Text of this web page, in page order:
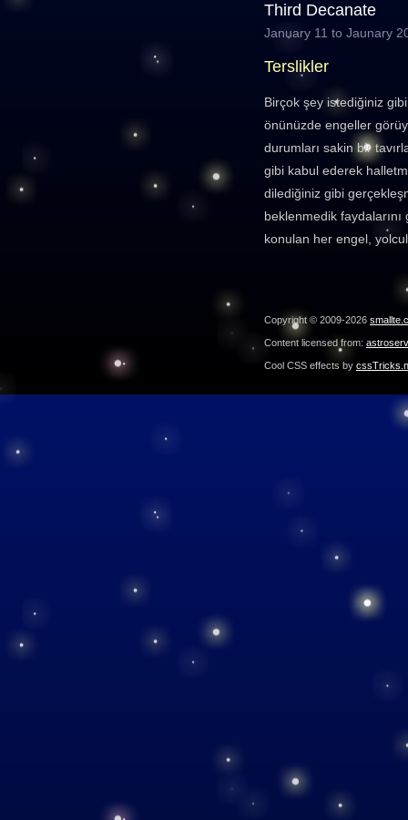
Third Decanate
January 11 to Jaunary
Terslikler
Birçok şey istediğiniz
önünüzde engeller
durumları sakin bir
gibi kabul ederek
dilediğiniz gibi
beklenmedik
konulan her engel,
Copyright © 2009-2026
Content licensed from:
Cool CSS effects by